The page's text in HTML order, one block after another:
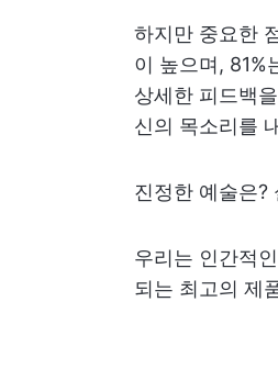
하지만 중요한
이 높으며, 81%
상세한 피드백
신의 목소리를
진정한 예술은?
우리는 인간적
되는 최고의 제